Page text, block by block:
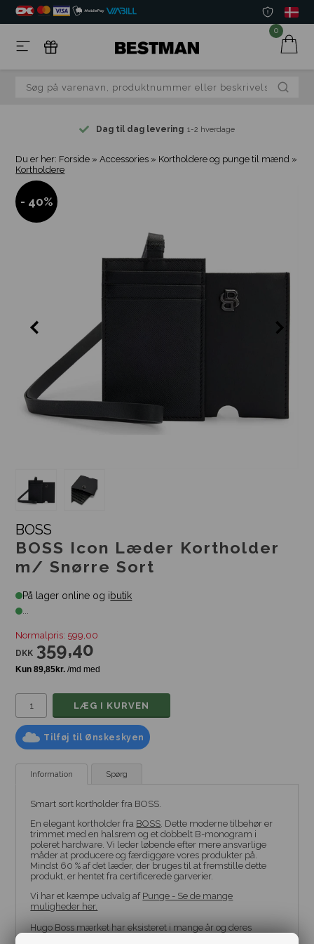
0
Dag til dag levering 1-2 hverdage
Du er her: Forside »Accessories » Kortholdere og punge til mænd »
Kortholdere
- 40%
BOSS
BOSS Icon Læder Kortholder
m/ Snørre Sort
På lager online og ibutik
...
Normalpris: 599,00
DKK 359,40
Tilføj til Ønskeskyen
Information Spørg
Smart sort kortholder fra BOSS.
En elegant kortholder fra BOSS. Dette moderne tilbehør er
trimmet med en halsrem og et dobbelt B-monogram i
poleret hardware. Vi leder løbende efter mere ansvarlige
måder at producere og færdiggøre vores produkter på.
Mindst 60 % af det læder, der bruges til at fremstille dette
produkt, er hentet fra certificerede garverier.
Vi har et kæmpe udvalg af Punge - Se de mange
muligheder her.
Hugo Boss mærket har eksisteret i mange år og deres